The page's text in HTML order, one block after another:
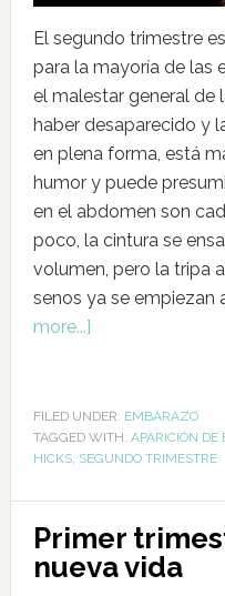
El segundo trimestre
para la mayoría de las
el malestar general de
haber desaparecido y
en plena forma, está
humor y puede
en el abdomen son
poco, la cintura se
volumen, pero la tripa
senos ya se empiezan
more...]
FILED UNDER: EMBARAZO
TAGGED WITH: APARICIÓN DE
HICKS, SEGUNDO TRIMESTRE
Primer
nueva vida